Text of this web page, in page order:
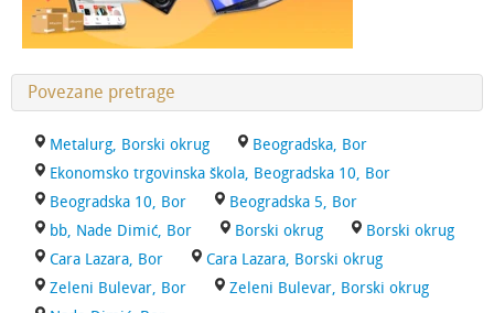
Povezane pretrage
Metalurg, Borski okrug
Beogradska, Bor
Ekonomsko trgovinska škola, Beogradska 10, Bor
Beogradska 10, Bor
Beogradska 5, Bor
bb, Nade Dimić, Bor
Borski okrug
Borski okrug
Cara Lazara, Bor
Cara Lazara, Borski okrug
Zeleni Bulevar, Bor
Zeleni Bulevar, Borski okrug